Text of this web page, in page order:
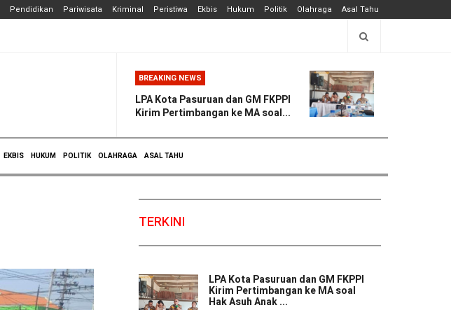
Pendidikan Pariwisata Kriminal Peristiwa Ekbis Hukum Politik Olahraga Asal Tahu
BREAKING NEWS
LPA Kota Pasuruan dan GM FKPPI
Kirim Pertimbangan ke MA soal...
EKBIS HUKUM POLITIK OLAHRAGA ASAL TAHU
TERKINI
LPA Kota Pasuruan dan GM FKPPI
Kirim Pertimbangan ke MA soal
Hak Asuh Anak ...